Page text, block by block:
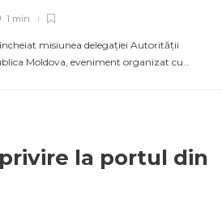
1 min
misiunea delegației Autorității
Moldova, eveniment organizat cu…
la portul din